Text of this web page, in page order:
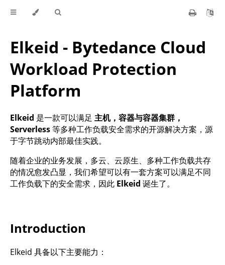
Elkeid - Bytedance Cloud
Workload Protection
Platform
Elkeid 是一款可以满足 主机，容器与容器集群，
Serverless等多种工作负载安全需求的开源解决方案，源
于字节跳动内部最佳实践。
随着企业的业务发展，多云、云原生、多种工作负载共存
的情况愈发凸显，我们希望可以有一套方案可以满足不同
工作负载下的安全需求，因此 Elkeid 诞生了。
Introduction
Elkeid 具备以下主要能力：